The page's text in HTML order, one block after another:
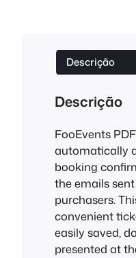
e
d
F
o
E
v
e
n
t
s
P
Descrição
Descrição
FooEvents
automatically
booking
the emails
purchasers.
convenient
easily saved,
presented at